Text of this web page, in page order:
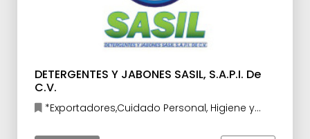
DETERGENTES Y JABONES SASIL, S.A.P.I. De
C.V.
*Exportadores,Cuidado Personal, Higiene y